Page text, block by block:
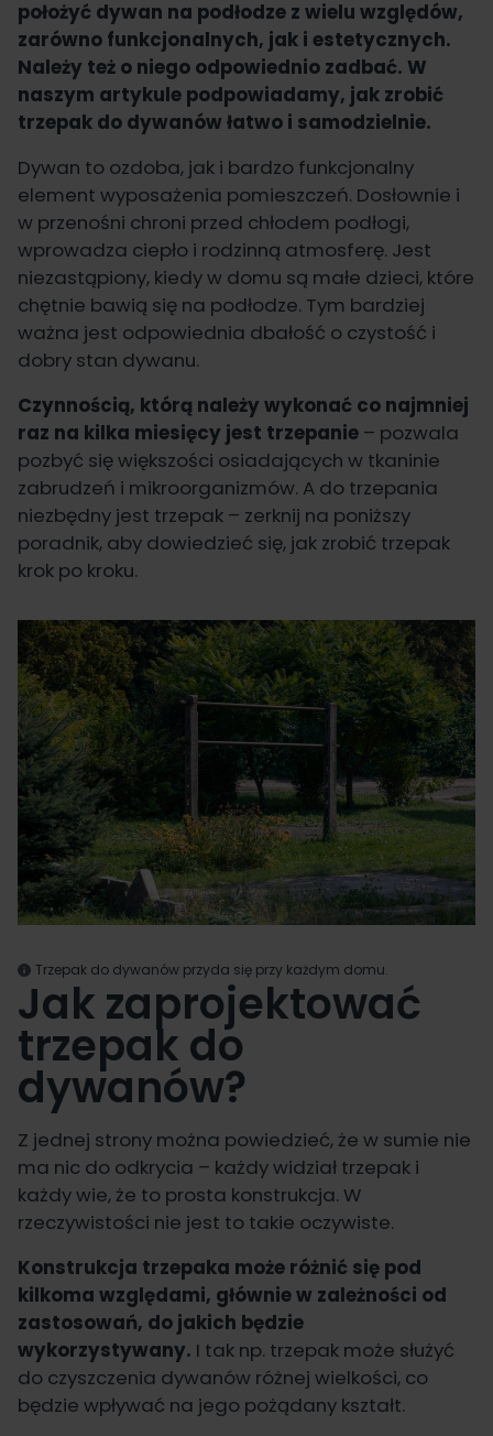
położyć dywan na podłodze z wielu względów,
zarówno funkcjonalnych, jak i estetycznych.
Należy też o niego odpowiednio zadbać. W
naszym artykule podpowiadamy, jak zrobić
trzepak do dywanów łatwo i samodzielnie.
Dywan to ozdoba, jak i bardzo funkcjonalny
element wyposażenia pomieszczeń. Dosłownie i
w przenośni chroni przed chłodem podłogi,
wprowadza ciepło i rodzinną atmosferę. Jest
niezastąpiony, kiedy w domu są małe dzieci, które
chętnie bawią się na podłodze. Tym bardziej
ważna jest odpowiednia dbałość o czystość i
dobry stan dywanu.
Czynnością, którą należy wykonać co najmniej
raz na kilka miesięcy jest trzepanie – pozwala
pozbyć się większości osiadających w tkaninie
zabrudzeń i mikroorganizmów. A do trzepania
niezbędny jest trzepak – zerknij na poniższy
poradnik, aby dowiedzieć się, jak zrobić trzepak
krok po kroku.
Trzepak do dywanów przyda się przy każdym domu.
Jak zaprojektować
trzepak do
dywanów?
Z jednej strony można powiedzieć, że w sumie nie
ma nic do odkrycia – każdy widział trzepak i
każdy wie, że to prosta konstrukcja. W
rzeczywistości nie jest to takie oczywiste.
Konstrukcja trzepaka może różnić się pod
kilkoma względami, głównie w zależności od
zastosowań, do jakich będzie
wykorzystywany. I tak np. trzepak może służyć
do czyszczenia dywanów różnej wielkości, co
będzie wpływać na jego pożądany kształt.